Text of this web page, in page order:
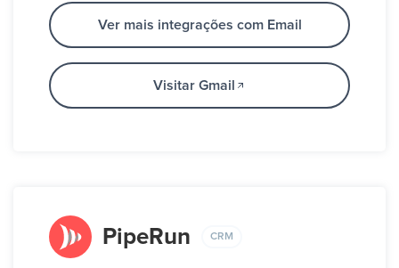
Ver mais integrações com Email
Visitar Gmail
PipeRun CRM